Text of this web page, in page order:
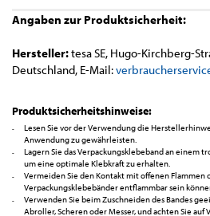
Angaben zur Produktsicherheit:
Hersteller:tesa SE, Hugo-Kirchberg-
Deutschland, E-Mail:
Produktsicherheitshinweise:
Lesen Sie vor der Verwendung die
Anwendung zu gewährleisten.
Lagern Sie das Verpackungsklebeband an einem
um eine optimale Klebkraft zu erhalten.
Vermeiden Sie den Kontakt mit offenen Flammen
Verpackungsklebebänder entflammbar sein
Verwenden Sie beim Zuschneiden des Bandes
Abroller, Scheren oder Messer, und achten Sie auf